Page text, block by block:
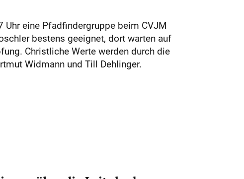
eine Pfadfindergruppe beim CVJM
bestens geeignet, dort warten auf
Christliche Werte werden durch die
Widmann und Till Dehlinger.